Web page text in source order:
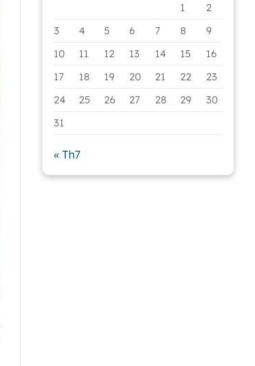
1
2
3
4 5 6 7 8
9
10
11 12 13 14 15
16
17
18 19 20 21 22
23
24
25 26 27 28 29
30
31
« Th7